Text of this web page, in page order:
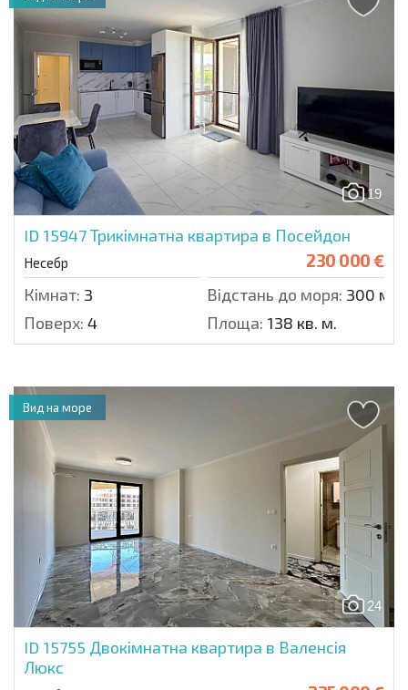
19
ID 15947Трикімнатна квартира в Посейдон
Несебр 230 000 €
Кімнат: 3 Відстань до моря: 300 м.
Поверх: 4 Площа: 138 кв. м.
24
ID 15755 Двокімнатна квартира в Валенсія
Люкс
Вид на море